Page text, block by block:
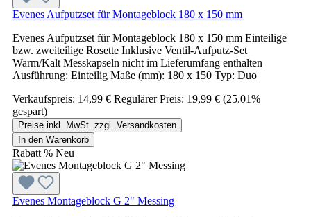
Evenes Aufputzset für Montageblock 180 x 150 mm
Evenes Aufputzset für Montageblock 180 x 150 mm Einteilige
bzw. zweiteilige Rosette Inklusive Ventil-Aufputz-Set
Warm/Kalt Messkapseln nicht im Lieferumfang enthalten
Ausführung: Einteilig Maße (mm): 180 x 150 Typ: Duo
Verkaufspreis: 14,99 € Regulärer Preis: 19,99 € (25.01%
gespart)
Preise inkl. MwSt. zzgl. Versandkosten
In den Warenkorb
Rabatt % Neu
Evenes Montageblock G 2" Messing